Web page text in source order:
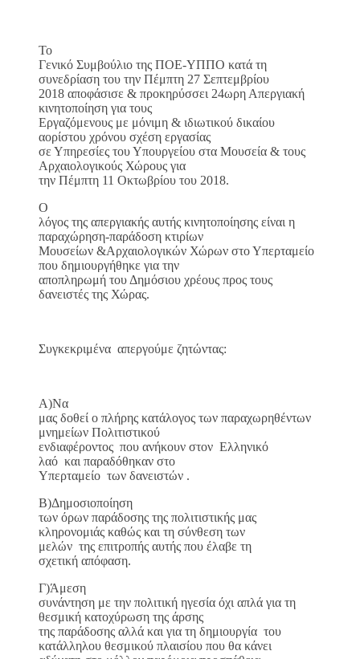
Το
Γενικό Συμβούλιο της ΠΟΕ-ΥΠΠΟ κατά τη
συνεδρίαση του την Πέμπτη 27 Σεπτεμβρίου
2018 αποφάσισε & προκηρύσσει 24ωρη Απεργιακή
κινητοποίηση για τους
Εργαζόμενους με μόνιμη & ιδιωτικού δικαίου
αορίστου χρόνου σχέση εργασίας
σε Υπηρεσίες του Υπουργείου στα Μουσεία & τους
Αρχαιολογικούς Χώρους για
την Πέμπτη 11 Οκτωβρίου του 2018.
Ο
λόγος της απεργιακής αυτής κινητοποίησης είναι η
παραχώρηση-παράδοση κτιρίων
Μουσείων &Αρχαιολογικών Χώρων στο Υπερταμείο
που δημιουργήθηκε για την
αποπληρωμή του Δημόσιου χρέους προς τους
δανειστές της Χώρας.
Συγκεκριμένα απεργούμε ζητώντας:
Α)Να
μας δοθεί ο πλήρης κατάλογος των παραχωρηθέντων
μνημείων Πολιτιστικού
ενδιαφέροντος που ανήκουν στον Ελληνικό
λαό και παραδόθηκαν στο
Υπερταμείο των δανειστών .
Β)Δημοσιοποίηση
των όρων παράδοσης της πολιτιστικής μας
κληρονομιάς καθώς και τη σύνθεση των
μελών της επιτροπής αυτής που έλαβε τη
σχετική απόφαση.
Γ)Άμεση
συνάντηση με την πολιτική ηγεσία όχι απλά για τη
θεσμική κατοχύρωση της άρσης
της παράδοσης αλλά και για τη δημιουργία του
κατάλληλου θεσμικού πλαισίου που θα κάνει